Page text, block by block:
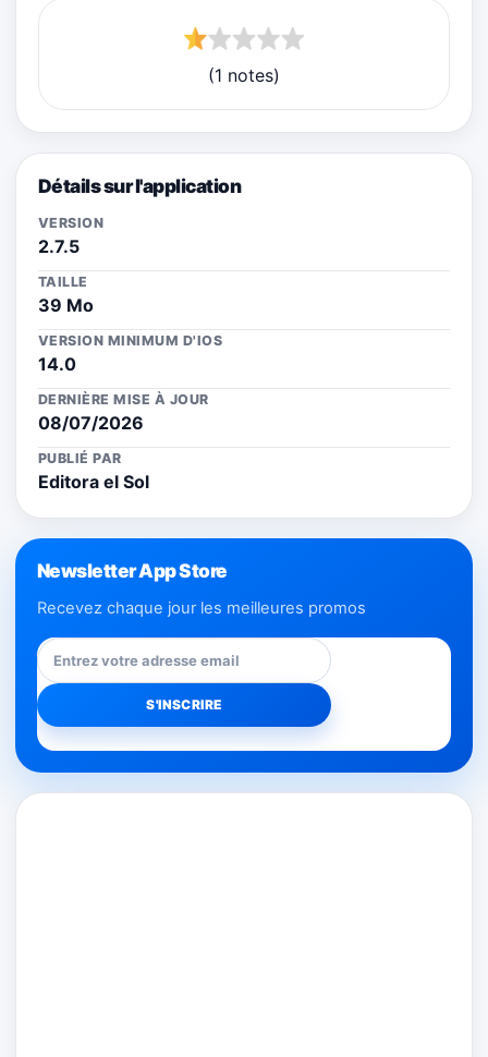
(1 notes)
Détails sur l'application
VERSION
2.7.5
TAILLE
39 Mo
VERSION MINIMUM D'IOS
14.0
DERNIÈRE MISE À JOUR
08/07/2026
PUBLIÉ PAR
Editora el Sol
Newsletter App Store
Recevez chaque jour les meilleures promos